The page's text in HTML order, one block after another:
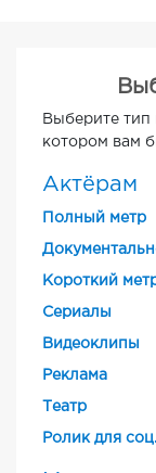
Выберите тип
котором вам
Актёрам
Полный метр
Короткий
Cериалы
Видеоклипы
Реклама
Театр
Ролик для